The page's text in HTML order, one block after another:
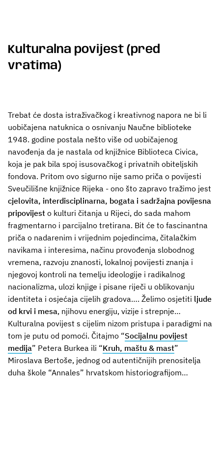
Kulturalna povijest (pred
vratima)
Trebat će dosta istraživačkog i kreativnog napora ne bi li
uobičajena natuknica o osnivanju Naučne biblioteke
1948. godine postala nešto više od uobičajenog
navođenja da je nastala od knjižnice Biblioteca Civica,
koja je pak bila spoj isusovačkog i privatnih obiteljskih
fondova. Pritom ovo sigurno nije samo priča o povijesti
Sveučilišne knjižnice Rijeka - ono što zapravo tražimo jest
cjelovita, interdisciplinarna, bogata i sadržajna povijesna
pripovijest o kulturi čitanja u Rijeci, do sada mahom
fragmentarno i parcijalno tretirana. Bit će to fascinantna
priča o nadarenim i vrijednim pojedincima, čitalačkim
navikama i interesima, načinu provođenja slobodnog
vremena, razvoju znanosti, lokalnoj povijesti znanja i
njegovoj kontroli na temelju ideologije i radikalnog
nacionalizma, ulozi knjige i pisane riječi u oblikovanju
identiteta i osjećaja cijelih gradova…. Želimo osjetiti ljude
od krvi i mesa, njihovu energiju, vizije i strepnje…
Kulturalna povijest s cijelim nizom pristupa i paradigmi na
tom je putu od pomoći. Čitajmo “Socijalnu povijest
medija” Petera Burkea ili “Kruh, maštu & mast”
Miroslava Bertoše, jednog od autentičnijih prenositelja
duha škole “Annales” hrvatskom historiografijom…